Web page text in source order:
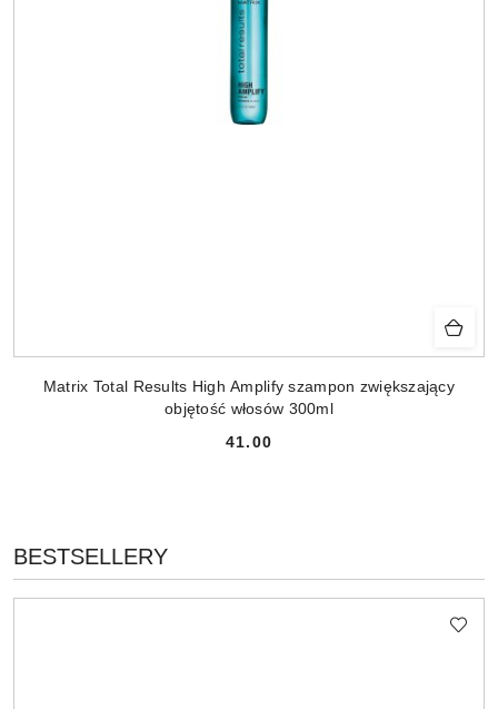
Matrix Total Results High Amplify szampon zwiększający
objętość włosów 300ml
Cena:
41.00
Pomiń karuzelę produktów
PRODUKTY
O
BESTSELLERY